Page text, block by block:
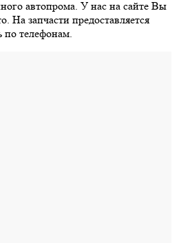
автопрома. У нас на сайте Вы
На запчасти предоставляется
по телефонам.